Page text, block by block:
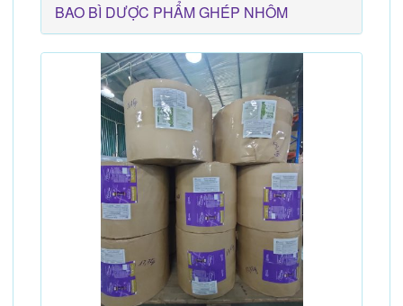
BAO BÌ DƯỢC PHẨM GHÉP NHÔM